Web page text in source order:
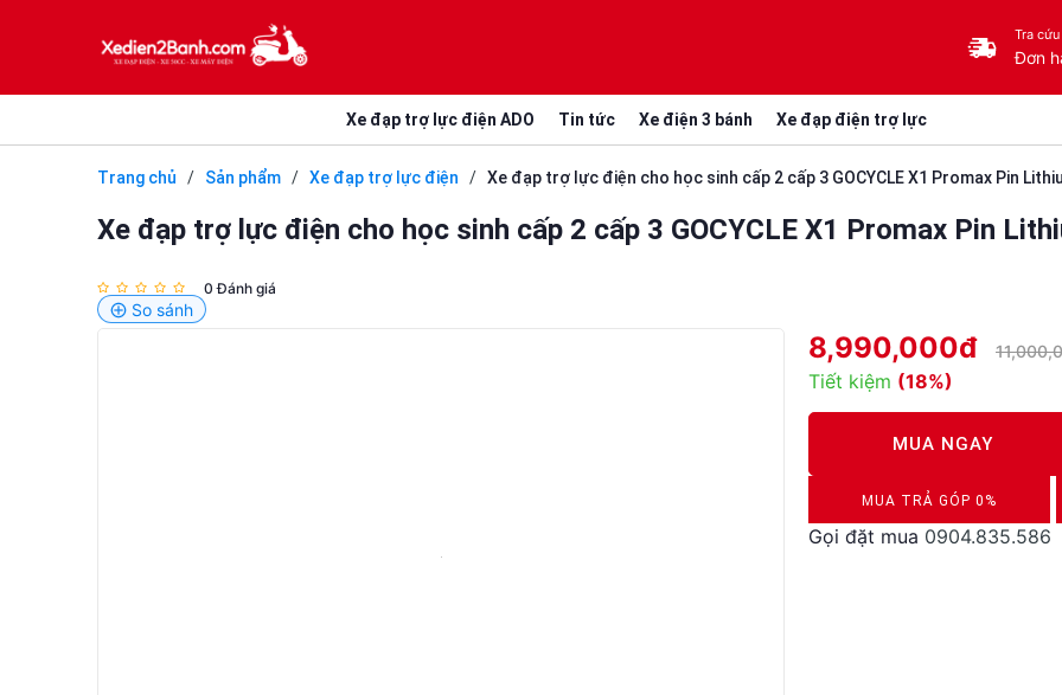
Tra cứu
Đơn
Xe đạp trợ lực điện ADO Tin tức Xe điện 3 bánh Xe đạp điện trợ lực
Trang chủ / Sản phẩm / Xe đạp trợ lực điện / Xe đạp trợ lực điện cho học sinh cấp 2 cấp 3 GOCYCLE X1 Promax Pin
Xe đạp trợ lực điện cho học sinh cấp 2 cấp 3 GOCYCLE X1 Promax Pin
0 Đánh giá
So sánh
8,990,000đ
Tiết kiệm (18%)
MUA NGAY
MUA TRẢ GÓP 0%
DUYỆT HỒ SƠ RONG 5 PHÚT
Gọi đặt mua 0904.835.586